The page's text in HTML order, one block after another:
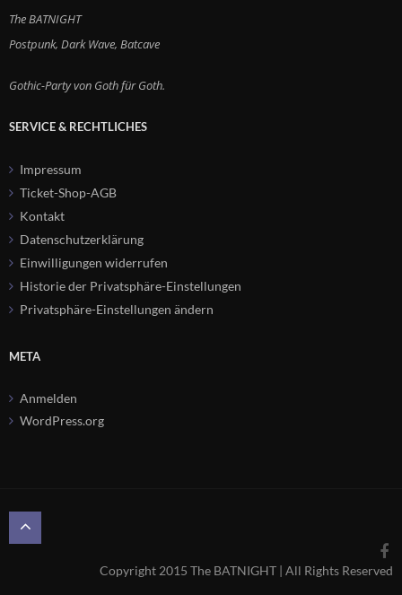
Postpunk, Dark Wave, Batcave
Gothic-Party von Goth für Goth.
SERVICE & RECHTLICHES
Impressum
Ticket-Shop-AGB
Kontakt
Datenschutzerklärung
Einwilligungen widerrufen
Historie der Privatsphäre-Einstellungen
Privatsphäre-Einstellungen ändern
META
Anmelden
WordPress.org
Copyright 2015 The BATNIGHT | All Rights Reserved